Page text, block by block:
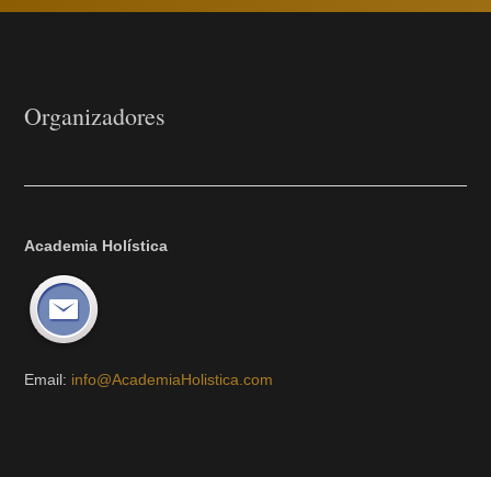
Organizadores
Academia Holística
Email: info@AcademiaHolistica.com